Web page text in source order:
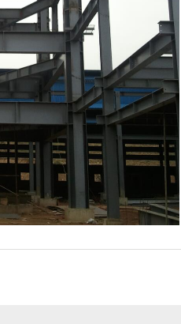
管柱